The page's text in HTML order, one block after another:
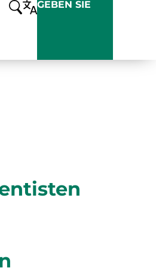
GEBEN SIE